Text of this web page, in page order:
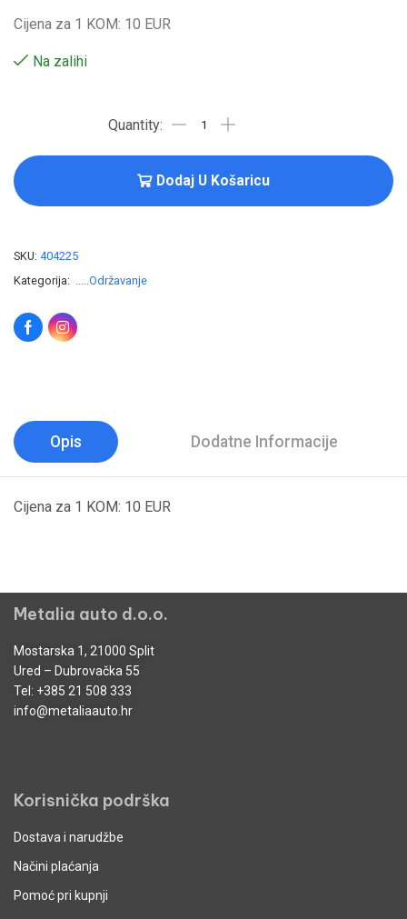
Cijena za 1 KOM: 10 EUR
Na zalihi
Dodaj U Košaricu
SKU: 404225
Kategorija: .....Održavanje
Opis Dodatne Informacije
Cijena za 1 KOM: 10 EUR
Metalia auto d.o.o.
Mostarska 1, 21000 Split
Ured – Dubrovačka 55
Tel: +385 21 508 333
info@metaliaauto.hr
Korisnička podrška
Dostava i narudžbe
Načini plaćanja
Pomoć pri kupnji